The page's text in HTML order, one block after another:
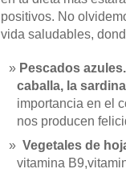
positivos. No
vida saludables,
Pescados azules.
caballa, la
importancia en el
nos producen
Vegetales de
vitamina